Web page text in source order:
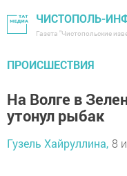
ЧИСТОПОЛЬ-
Газета "Чистопольские
ПРОИСШЕСТВИЯ
На Волге в
утонул рыбак
Гузель Хайруллина, 8